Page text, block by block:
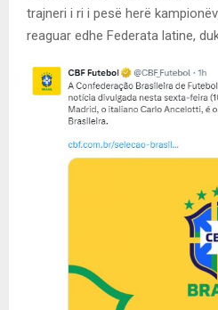
trajneri i ri i pesë herë
reaguar edhe Federata latine,